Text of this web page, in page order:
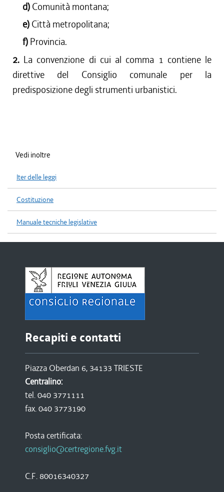
d) Comunità montana;
e) Città metropolitana;
f) Provincia.
2. La convenzione di cui al comma 1 contiene le
direttive del Consiglio comunale per la
predisposizione degli strumenti urbanistici.
Vedi inoltre
Iter delle leggi
Costituzione
Manuale tecniche legislative
Recapiti e contatti
Piazza Oberdan 6, 34133 TRIESTE
Centralino:
tel. 040 3771111
fax. 040 3773190
Posta certificata:
consiglio@certregione.fvg.it
C.F. 80016340327